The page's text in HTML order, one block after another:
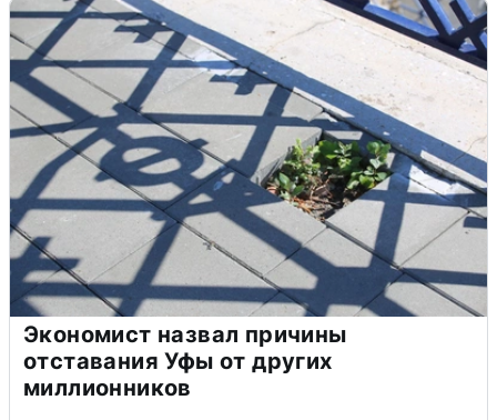
Экономист назвал причины
отставания Уфы от других
миллионников